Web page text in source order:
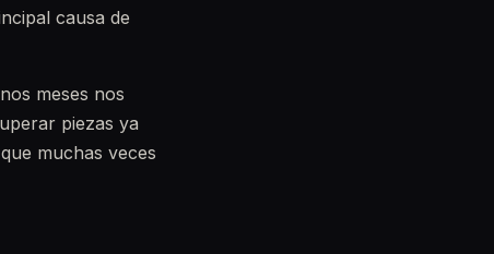
causa de
meses nos
piezas ya
muchas veces